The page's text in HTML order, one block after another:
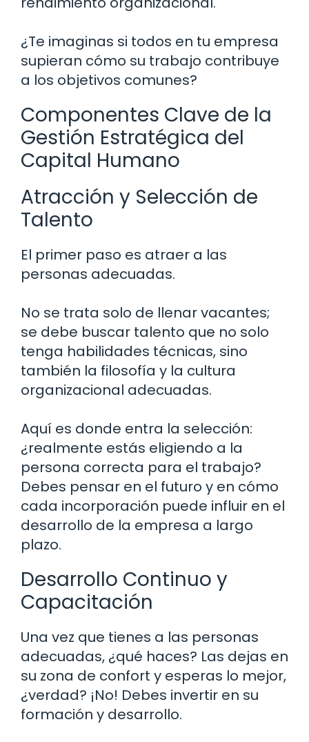
¿Te imaginas si todos en tu empresa
supieran cómo su trabajo contribuye
a los objetivos comunes?
Componentes Clave de la
Gestión Estratégica del
Capital Humano
Atracción y Selección de
Talento
El primer paso es atraer a las
personas adecuadas.
No se trata solo de llenar vacantes;
se debe buscar talento que no solo
tenga habilidades técnicas, sino
también la filosofía y la cultura
organizacional adecuadas.
Aquí es donde entra la selección:
¿realmente estás eligiendo a la
persona correcta para el trabajo?
Debes pensar en el futuro y en cómo
cada incorporación puede influir en el
desarrollo de la empresa a largo
plazo.
Desarrollo Continuo y
Capacitación
Una vez que tienes a las personas
adecuadas, ¿qué haces? Las dejas en
su zona de confort y esperas lo mejor,
¿verdad? ¡No! Debes invertir en su
formación y desarrollo.